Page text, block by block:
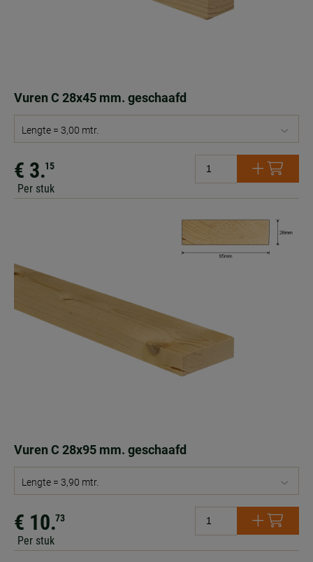
Vuren C 28x45 mm. geschaafd
Lengte = 3,00 mtr.
€ 3.15
Per stuk
Vuren C 28x95 mm. geschaafd
Lengte = 3,90 mtr.
€ 10.73
Per stuk